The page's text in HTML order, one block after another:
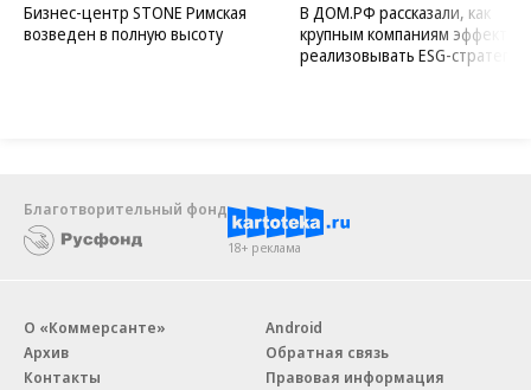
Бизнес-центр STONE Римская
возведен в полную высоту
В ДОМ.РФ рассказали, как
крупным компаниям
реализовывать ESG-стратегию
Благотворительный фонд
18+ реклама
О «Коммерсанте»
Архив
Контакты
Android
Обратная связь
Правовая информация